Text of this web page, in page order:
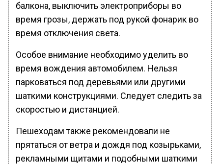
балкона, выключить электроприборы во
время грозы, держать под рукой фонарик во
время отключения света.
Особое внимание необходимо уделить во
время вождения автомобилем. Нельзя
парковаться под деревьями или другими
шаткими конструкциями. Следует следить за
скоростью и дистанцией.
Пешеходам также рекомендовали не
прятаться от ветра и дождя под козырьками,
рекламными щитами и подобными шаткими